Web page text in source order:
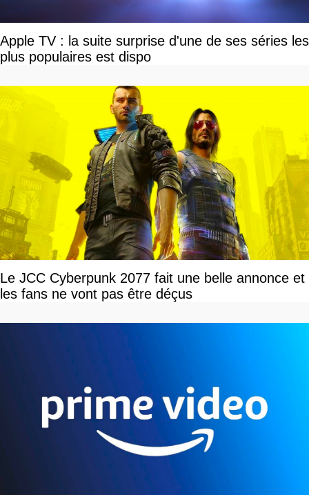
Apple TV : la suite surprise d'une de ses séries les
plus populaires est dispo
Le JCC Cyberpunk 2077 fait une belle annonce et
les fans ne vont pas être déçus